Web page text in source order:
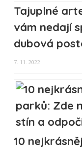
Tajuplné
vám nedají
dubová
7. 11. 2022
10